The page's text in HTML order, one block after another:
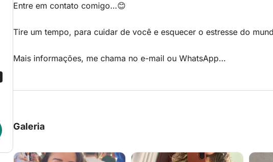
Entre em contato comigo…😊
Tire um tempo, para cuidar de você e esquecer o estresse do
Mais informações, me chama no e-mail ou WhatsApp…
Galeria